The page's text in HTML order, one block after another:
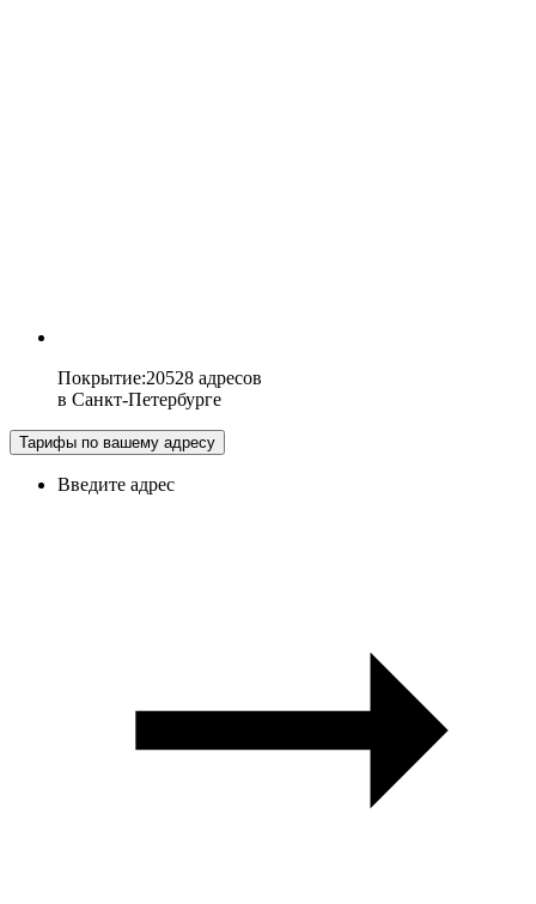
Покрытие:20528 адресов
в Санкт-Петербурге
Тарифы по вашему адресу
Введите адрес